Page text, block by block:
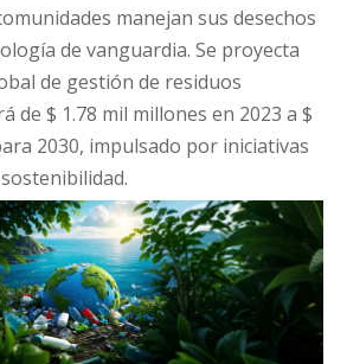
manejan sus desechos
de vanguardia. Se proyecta
de gestión de residuos
de $ 1.78 mil millones en 2023 a $
2030, impulsado por iniciativas